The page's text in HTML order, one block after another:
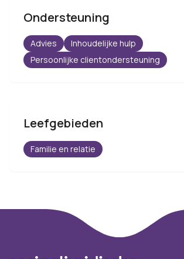
Ondersteuning
Advies
Inhoudelijke hulp
Persoonlijke clientondersteuning
Leefgebieden
Familie en relatie